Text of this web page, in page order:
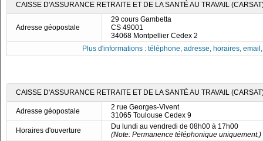
CAISSE D'ASSURANCE RETRAITE ET DE LA SANTÉ AU TRAVAIL
Adresse géopostale
29 cours Gambetta
CS 49001
34068 Montpellier Cedex 2
Plus d'informations : téléphone, adresse, horaires,
CAISSE D'ASSURANCE RETRAITE ET DE LA SANTÉ AU TRAVAIL
Adresse géopostale
2 rue Georges-Vivent
31065 Toulouse Cedex 9
Horaires d'ouverture
Du lundi au vendredi de 08h00 à 17h00
(Note: Permanence téléphonique uniquement.)